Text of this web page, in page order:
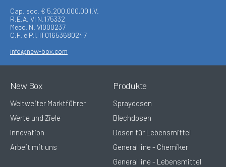
Cap. soc. € 5.200.000,00 I.V.
R.E.A. VI N.175332
Mecc. N. VI000237
C.F. e P.I. IT01653680247
info@new-box.com
New Box
Weltweiter Marktführer
Werte und Ziele
Innovation
Arbeit mit uns
Produkte
Spraydosen
Blechdosen
Dosen für Lebensmittel
General line - Chemiker
General line - Lebensmittel